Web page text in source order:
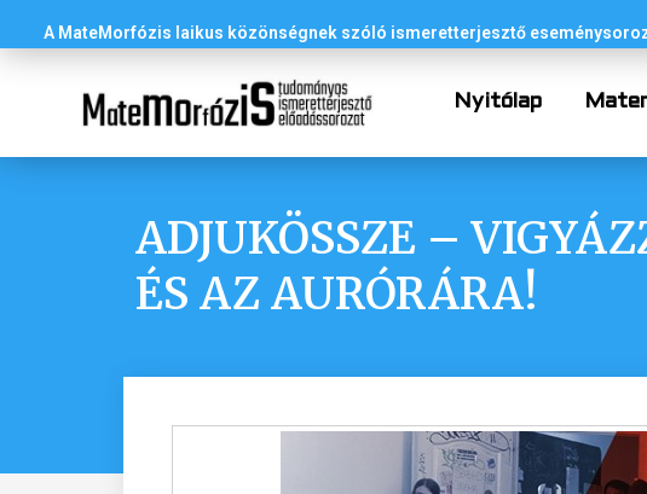
A MateMorfózis laikus közönségnek szóló ismeretterjesztő
Nyitólap
ADJUKÖSSZE –
ÉS AZ AURÓRÁRA!